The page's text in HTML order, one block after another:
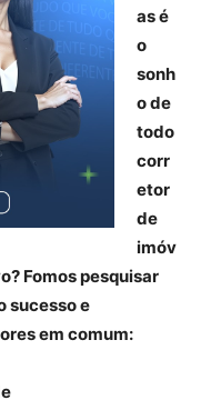
as é
o
sonh
o de
todo
corr
etor
de
imóv
Fomos pesquisar
sucesso e
em comum: